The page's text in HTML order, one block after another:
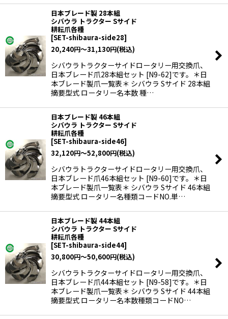
日本ブレード製 28本組
シバウラ トラクター Sサイド
耕耘爪各種
[SET-shibaura-side28]
20,240円～31,130円(税込)
シバウラトラクターサイドロータリー用交換爪、
日本ブレード爪28本組セット [N9-62]です。＊日
本ブレード製爪一覧表＊ シバウラ Sサイド 28本組
摘要型式 ロータリー名本数 種…
日本ブレード製 46本組
シバウラ トラクター Sサイド
耕耘爪各種
[SET-shibaura-side46]
32,120円～52,800円(税込)
シバウラトラクターサイドロータリー用交換爪、
日本ブレード爪46本組セット [N9-60]です。＊日
本ブレード製爪一覧表＊ シバウラ Sサイド 46本組
摘要型式 ロータリー名種類コードNO.単…
日本ブレード製 44本組
シバウラ トラクター Sサイド
耕耘爪各種
[SET-shibaura-side44]
30,800円～50,600円(税込)
シバウラトラクターサイドロータリー用交換爪、
日本ブレード爪44本組セット [N9-58]です。＊日
本ブレード製爪一覧表＊ シバウラ Sサイド 44本組
摘要型式 ロータリー名本数種類コードNO…